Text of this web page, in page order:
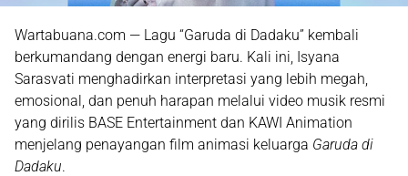
Wartabuana.com — Lagu “Garuda di Dadaku” kembali
berkumandang dengan energi baru. Kali ini, Isyana
Sarasvati menghadirkan interpretasi yang lebih megah,
emosional, dan penuh harapan melalui video musik resmi
yang dirilis BASE Entertainment dan KAWI Animation
menjelang penayangan film animasi keluarga Garuda di
Dadaku.